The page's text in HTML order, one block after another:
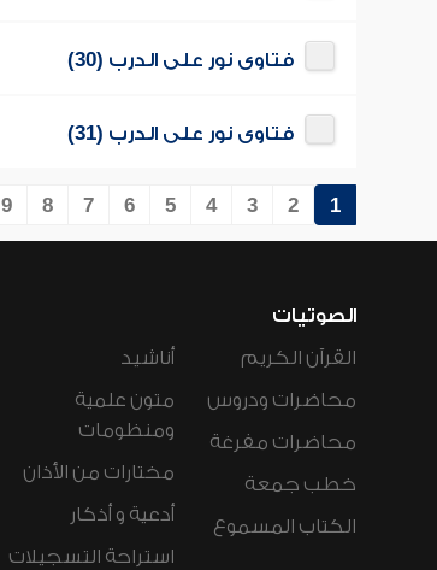
فتاوى نور على الدرب (30)
فتاوى نور على الدرب (31)
1
2
3
4
5
6
7
8
9
الصوتيات
القرآن الكريم
محاضرات ودروس
محاضرات مفرغة
خطب جمعة
الكتاب المسموع
أناشيد
متون علمية
ومنظومات
مختارات من الأذان
أدعية و أذكار
استراحة التسجيلات